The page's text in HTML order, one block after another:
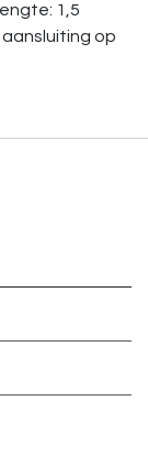
1,5
aansluiting op